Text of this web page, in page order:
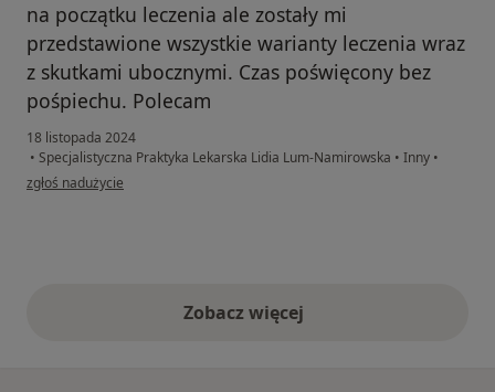
na początku leczenia ale zostały mi
przedstawione wszystkie warianty leczenia wraz
z skutkami ubocznymi. Czas poświęcony bez
pośpiechu. Polecam
18 listopada 2024
• Specjalistyczna Praktyka Lekarska Lidia Lum-Namirowska • Inny •
w opinii użytkownika Arleta
zgłoś nadużycie
Zobacz więcejopinie powyżej